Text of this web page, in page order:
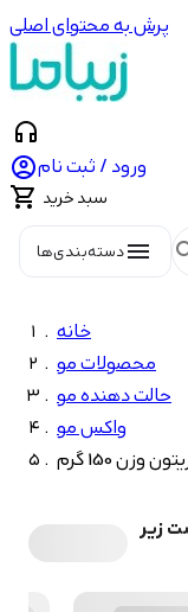
پرش به محتوای اصلی
headphones
ورود / ثبت نام
 سبد خرید
menuدسته‌بندی‌ها
خانه
محصولات مو
حالت دهنده مو
واکس مو
150 گرم
زیر